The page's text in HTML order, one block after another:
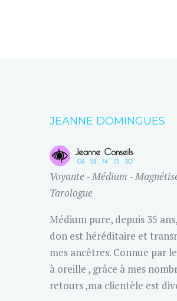
JEANNE DOMINGUES
Voyante - Médium -
Tarologue
Médium pure, depuis 35
don est héréditaire et
mes ancêtres. Connue par
à oreille , grâce à mes
retours ,ma clientèle est